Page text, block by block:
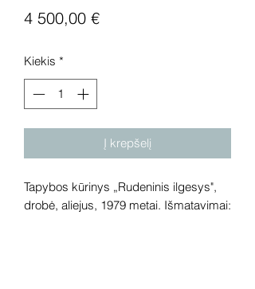
4 500,00 €Price
Kiekis *
Į krepšelį
Tapybos kūrinys „Rudeninis ilgesys",
drobė, aliejus, 1979 metai. Išmatavimai: